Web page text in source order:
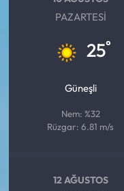
PAZARTESI
25°
Güneşli
Nem: %32
Rüzgar: 6.81 m/s
12 AĞUSTOS